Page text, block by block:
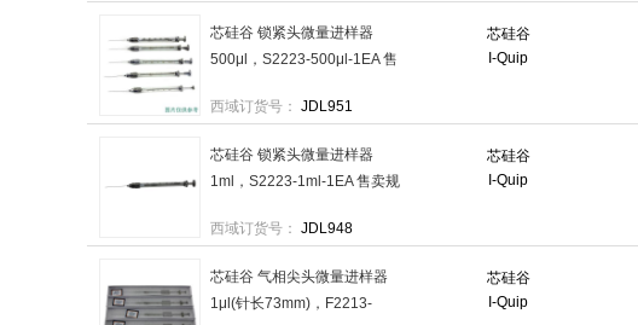
芯硅谷
I-Quip
芯硅谷 锁紧头微量进样器
500μl，S2223-500μl-1EA 售
西域订货号： JDL951
芯硅谷
I-Quip
芯硅谷 锁紧头微量进样器
1ml，S2223-1ml-1EA 售卖规
西域订货号： JDL948
芯硅谷
I-Quip
芯硅谷 气相尖头微量进样器
1μl(针长73mm)，F2213-